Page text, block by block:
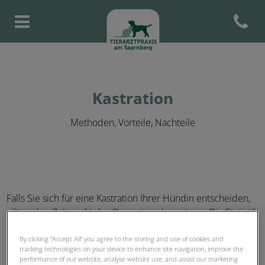
Homepage Tierarztpraxis am
Open
Kastration
Methoden, Vorteile, Nachteile
Falls Sie sich für eine Kastration Ihrer Hündin entscheiden,
gilt es den Zeitpunkt der Operation abzuwägen. Die Statistik
Inzidenz von Mammatumoren zu verringern. Unsere
persönliche Meinung ist jedoch anders – wir raten dazu, die
By clicking “Accept All” you agree to the storing and use of cookies and
tracking technologies on your device to enhance site navigation, improve the
performance of our website, analyse website use, and assist our marketing